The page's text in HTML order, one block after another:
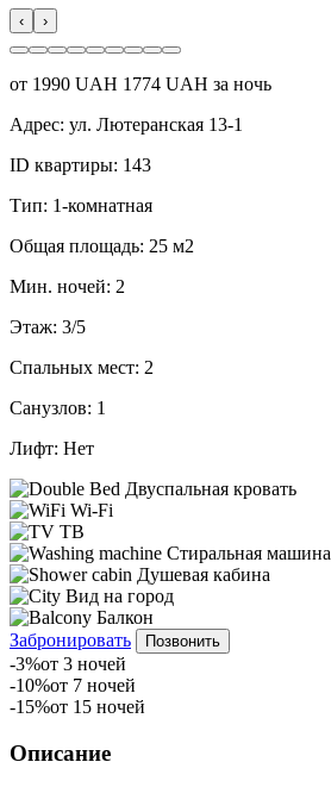
‹ ›
от 1990 UAH 1774 UAH за ночь
Адрес: ул. Лютеранская 13-1
ID квартиры: 143
Тип: 1-комнатная
Общая площадь: 25 м2
Мин. ночей: 2
Этаж: 3/5
Спальных мест: 2
Санузлов: 1
Лифт: Нет
Двуспальная кровать
Wi-Fi
ТВ
Стиральная машина
Душевая кабина
Вид на город
Балкон
Забронировать
Позвонить
-3%от 3 ночей
-10%от 7 ночей
-15%от 15 ночей
Описание